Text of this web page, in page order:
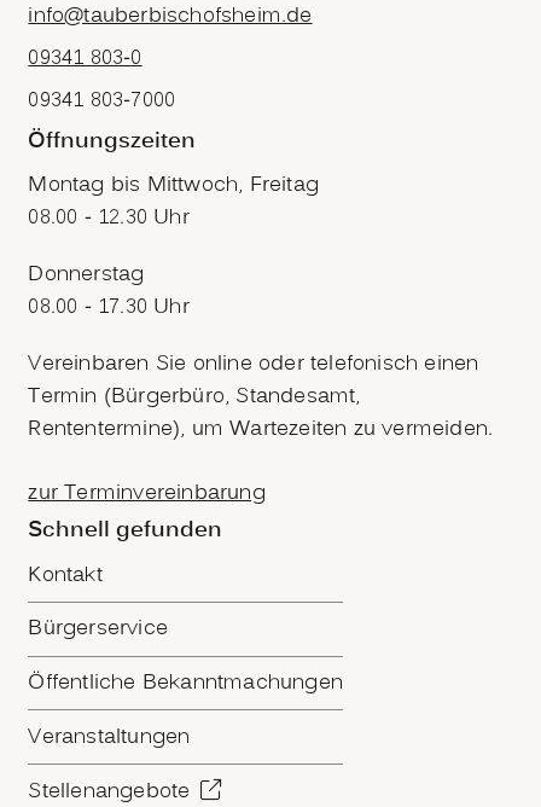
info@tauberbischofsheim.de
09341 803-0
09341 803-7000
Öffnungszeiten
Montag bis Mittwoch, Freitag
08.00 - 12.30 Uhr
Donnerstag
08.00 - 17.30 Uhr
Vereinbaren Sie online oder telefonisch einen
Termin (Bürgerbüro, Standesamt,
Rententermine), um Wartezeiten zu vermeiden.
zur Terminvereinbarung
Schnell gefunden
Kontakt
Bürgerservice
Öffentliche Bekanntmachungen
Veranstaltungen
Stellenangebote